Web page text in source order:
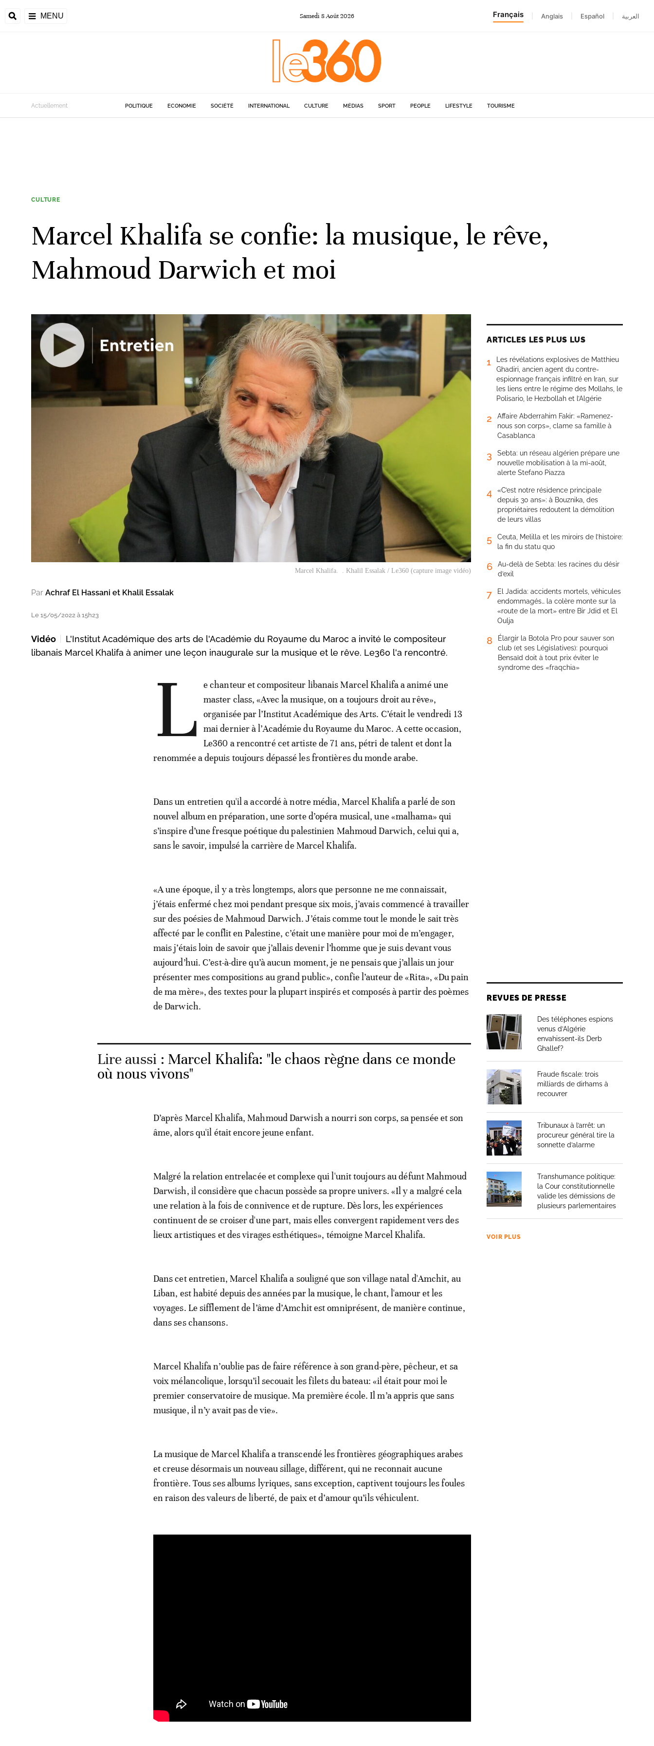
MENU Samedi 8Août2026 Français Anglais Español العربية
Actuellement POLITIQUE ECONOMIE SOCIÉTÉ INTERNATIONAL CULTURE MÉDIAS SPORT PEOPLE LIFESTYLE TOURISME
CULTURE
Marcel Khalifa se confie: la musique, le rêve,
Mahmoud Darwich et moi
Marcel Khalifa. . Khalil Essalak / Le360 (capture image vidéo)
Par Achraf El Hassani et Khalil Essalak
Le 15/05/2022 à 15h23
Vidéo
L'Institut Académique des arts de l'Académie du Royaume du Maroc a invité le compositeur
libanais Marcel Khalifa à animer une leçon inaugurale sur la musique et le rêve. Le360 l'a rencontré.
L
e chanteur et compositeur libanais Marcel Khalifa a animé une
master class, «Avec la musique, on a toujours droit au rêve»,
organisée par l’Institut Académique des Arts. C’était le vendredi 13
mai dernier à l’Académie du Royaume du Maroc. A cette occasion,
Le360 a rencontré cet artiste de 71 ans, pétri de talent et dont la
renommée a depuis toujours dépassé les frontières du monde arabe.
Dans un entretien qu'il a accordé à notre média, Marcel Khalifa a parlé de son
nouvel album en préparation, une sorte d’opéra musical, une «malhama» qui
s’inspire d’une fresque poétique du palestinien Mahmoud Darwich, celui qui a,
sans le savoir, impulsé la carrière de Marcel Khalifa.
«A une époque, il y a très longtemps, alors que personne ne me connaissait,
j’étais enfermé chez moi pendant presque six mois, j’avais commencé à travailler
sur des poésies de Mahmoud Darwich. J’étais comme tout le monde le sait très
affecté par le conflit en Palestine, c’était une manière pour moi de m’engager,
mais j’étais loin de savoir que j’allais devenir l’homme que je suis devant vous
aujourd’hui. C’est-à-dire qu’à aucun moment, je ne pensais que j’allais un jour
présenter mes compositions au grand public», confie l’auteur de «Rita», «Du pain
de ma mère», des textes pour la plupart inspirés et composés à partir des poèmes
de Darwich.
Lire aussi : Marcel Khalifa: "le chaos règne dans ce monde
où nous vivons"
D’après Marcel Khalifa, Mahmoud Darwish a nourri son corps, sa pensée et son
âme, alors qu'il était encore jeune enfant.
Malgré la relation entrelacée et complexe qui l'unit toujours au défunt Mahmoud
Darwish, il considère que chacun possède sa propre univers. «Il y a malgré cela
une relation à la fois de connivence et de rupture. Dès lors, les expériences
continuent de se croiser d'une part, mais elles convergent rapidement vers des
lieux artistiques et des virages esthétiques», témoigne Marcel Khalifa.
Dans cet entretien, Marcel Khalifa a souligné que son village natal d'Amchit, au
Liban, est habité depuis des années par la musique, le chant, l'amour et les
voyages. Le sifflement de l’âme d’Amchit est omniprésent, de manière continue,
dans ses chansons.
Marcel Khalifa n’oublie pas de faire référence à son grand-père, pêcheur, et sa
voix mélancolique, lorsqu’il secouait les filets du bateau: «il était pour moi le
premier conservatoire de musique. Ma première école. Il m’a appris que sans
musique, il n’y avait pas de vie».
La musique de Marcel Khalifa a transcendé les frontières géographiques arabes
et creuse désormais un nouveau sillage, différent, qui ne reconnait aucune
frontière. Tous ses albums lyriques, sans exception, captivent toujours les foules
en raison des valeurs de liberté, de paix et d’amour qu’ils véhiculent.
ARTICLES LES PLUS LUS
1
Les révélations explosives de Matthieu
Ghadiri, ancien agent du contre-
espionnage français infiltré en Iran, sur
les liens entre le régime des Mollahs, le
Polisario, le Hezbollah et l’Algérie
2
Affaire Abderrahim Fakir: «Ramenez-
nous son corps», clame sa famille à
Casablanca
3
Sebta: un réseau algérien prépare une
nouvelle mobilisation à la mi-août,
alerte Stefano Piazza
4
«C’est notre résidence principale
depuis 30 ans»: à Bouznika, des
propriétaires redoutent la démolition
de leurs villas
5
Ceuta, Melilla et les miroirs de l’histoire:
la fin du statu quo
6
Au-delà de Sebta: les racines du désir
d’exil
7
El Jadida: accidents mortels, véhicules
endommagés… la colère monte sur la
«route de la mort» entre Bir Jdid et El
Oulja
8
Élargir la Botola Pro pour sauver son
club (et ses Législatives): pourquoi
Bensaïd doit à tout prix éviter le
syndrome des «fraqchia»
REVUES DE PRESSE
Des téléphones espions
venus d’Algérie
envahissent-ils Derb
Ghallef?
Fraude fiscale: trois
milliards de dirhams à
recouvrer
Tribunaux à l’arrêt: un
procureur général tire la
sonnette d’alarme
Transhumance politique:
la Cour constitutionnelle
valide les démissions de
plusieurs parlementaires
VOIR PLUS